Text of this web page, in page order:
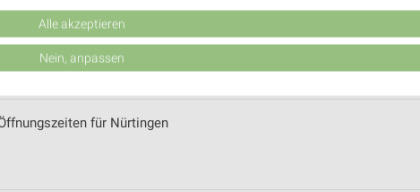
Filialen & Öffnungszeiten für Neustadt-Hambach
für Nürtingen
Werbeanzeigen
von Inhalten
Alle akzeptieren
Nein, anpassen